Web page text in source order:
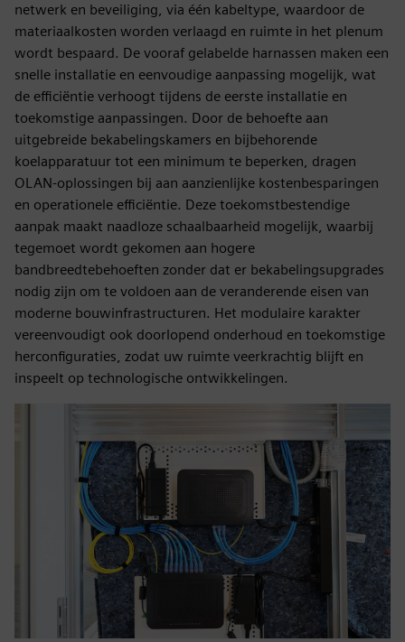
netwerk en beveiliging, via één kabeltype, waardoor de
materiaalkosten worden verlaagd en ruimte in het plenum
wordt bespaard. De vooraf gelabelde harnassen maken een
snelle installatie en eenvoudige aanpassing mogelijk, wat
de efficiëntie verhoogt tijdens de eerste installatie en
toekomstige aanpassingen. Door de behoefte aan
uitgebreide bekabelingskamers en bijbehorende
koelapparatuur tot een minimum te beperken, dragen
OLAN-oplossingen bij aan aanzienlijke kostenbesparingen
en operationele efficiëntie. Deze toekomstbestendige
aanpak maakt naadloze schaalbaarheid mogelijk, waarbij
tegemoet wordt gekomen aan hogere
bandbreedtebehoeften zonder dat er bekabelingsupgrades
nodig zijn om te voldoen aan de veranderende eisen van
moderne bouwinfrastructuren. Het modulaire karakter
vereenvoudigt ook doorlopend onderhoud en toekomstige
herconfiguraties, zodat uw ruimte veerkrachtig blijft en
inspeelt op technologische ontwikkelingen.